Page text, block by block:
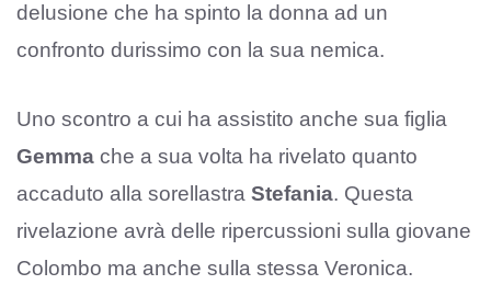
delusione che ha spinto la donna ad un
confronto durissimo con la sua nemica.
Uno scontro a cui ha assistito anche sua figlia
Gemma che a sua volta ha rivelato quanto
accaduto alla sorellastra Stefania. Questa
rivelazione avrà delle ripercussioni sulla giovane
Colombo ma anche sulla stessa Veronica.